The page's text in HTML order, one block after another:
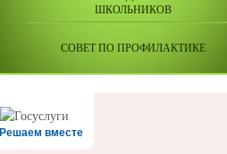
ШКОЛЬНИКОВ
СОВЕТ ПО ПРОФИЛАКТИКЕ
Решаем вместе